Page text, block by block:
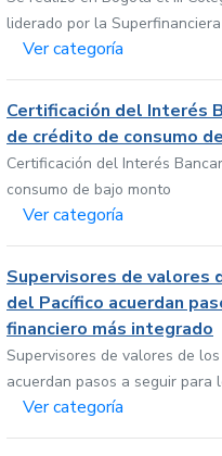
liderado por la Superfinanciera
Ver categoría
Certificación del Interés
de crédito de consumo
Certificación del Interés
consumo de bajo monto
Ver categoría
Supervisores de valores
del Pacífico acuerdan
financiero más integrado
Supervisores de valores de
acuerdan pasos a seguir para
Ver categoría